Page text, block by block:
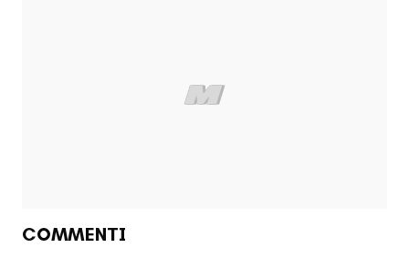
COMMENTI